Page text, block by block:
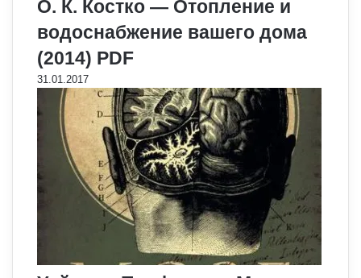
О. К. Костко — Отопление и
водоснабжение вашего дома
(2014) PDF
31.01.2017